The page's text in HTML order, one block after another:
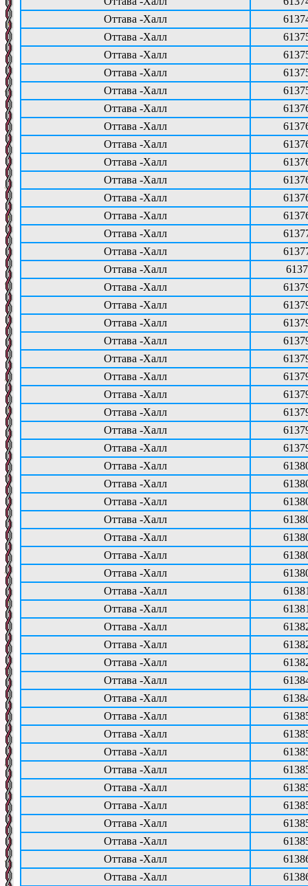
Оттава -Халл
Оттава -Халл
Оттава -Халл
Оттава -Халл
Оттава -Халл
Оттава -Халл
Оттава -Халл
Оттава -Халл
Оттава -Халл
Оттава -Халл
Оттава -Халл
Оттава -Халл
Оттава -Халл
Оттава -Халл
Оттава -Халл
Оттава -Халл
Оттава -Халл
Оттава -Халл
Оттава -Халл
Оттава -Халл
Оттава -Халл
Оттава -Халл
Оттава -Халл
Оттава -Халл
Оттава -Халл
Оттава -Халл
Оттава -Халл
Оттава -Халл
Оттава -Халл
Оттава -Халл
Оттава -Халл
Оттава -Халл
Оттава -Халл
Оттава -Халл
Оттава -Халл
Оттава -Халл
Оттава -Халл
Оттава -Халл
Оттава -Халл
Оттава -Халл
Оттава -Халл
Оттава -Халл
Оттава -Халл
Оттава -Халл
Оттава -Халл
Оттава -Халл
Оттава -Халл
Оттава -Халл
Оттава -Халл